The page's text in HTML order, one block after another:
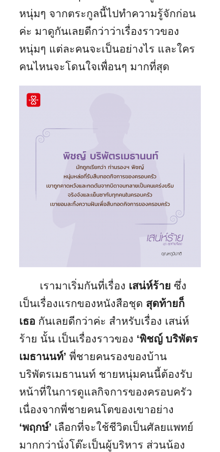
หนุ่มๆ จากตระกูลนี้ไปทำความรู้จักก่อน
ค่ะ มาดูกันเลยดีกว่าว่าเรื่องราวของ
หนุ่มๆ แต่ละคนจะเป็นอย่างไร และใคร
คนไหนจะโดนใจเพื่อนๆ มากที่สุด
เรามาเริ่มกันที่เรื่อง เสน่ห์ร้าย ซึ่ง
เป็นเรื่องแรกของหนังสือชุด สุดท้ายก็
เธอ กันเลยดีกว่าค่ะ สำหรับเรื่อง เสน่ห์
ร้าย นั้น เป็นเรื่องราวของ ‘พิชญ์ บริพัตร
เมธานนท์’ พี่ชายคนรองของบ้าน
บริพัตรเมธานนท์ ชายหนุ่มคนนี้ต้องรับ
หน้าที่ในการดูแลกิจการของครอบครัว
เนื่องจากพี่ชายคนโตของเขาอย่าง
‘พฤกษ์’ เลือกที่จะใช้ชีวิตเป็นศัลยแพทย์
มากกว่านั่งโต๊ะเป็นผู้บริหาร ส่วนน้อง